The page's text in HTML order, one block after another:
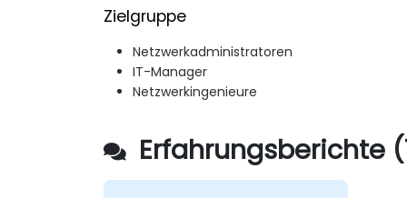
Zielgruppe
Netzwerkadministratoren
IT-Manager
Netzwerkingenieure
Erfahrungsberichte